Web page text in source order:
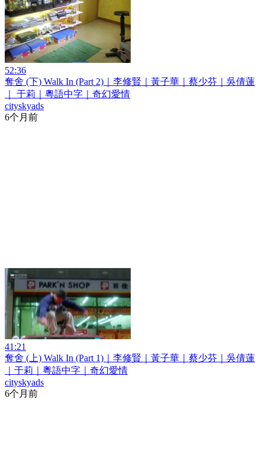
52:36
奪舍 (下) Walk In (Part 2)｜李修賢｜黃子華｜蔡少芬｜吳倩蓮
｜ 于莉｜粵語中字｜奇幻愛情
cityskyads
6个月前
41:21
奪舍 (上) Walk In (Part 1)｜李修賢｜黃子華｜蔡少芬｜吳倩蓮
｜于莉｜粵語中字｜奇幻愛情
cityskyads
6个月前